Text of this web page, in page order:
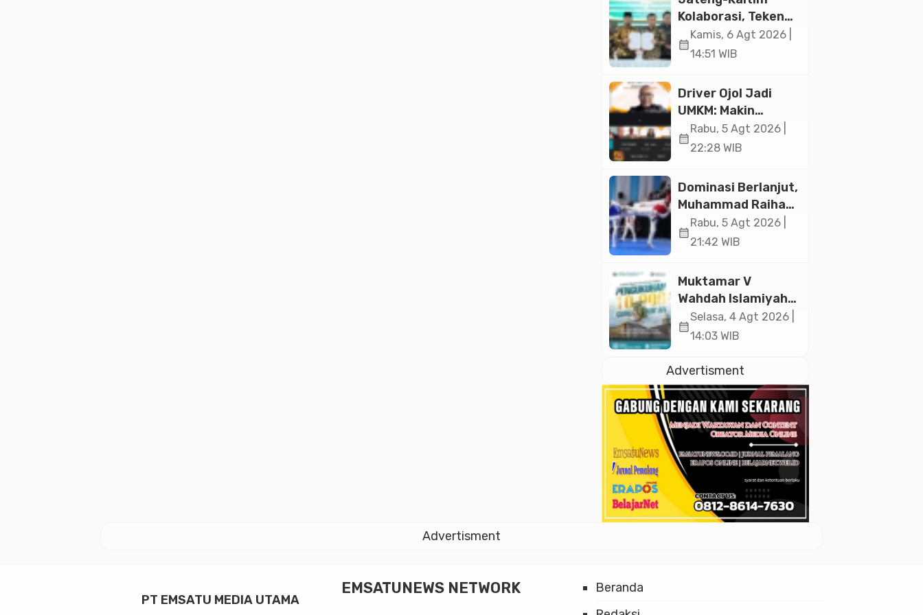
Jakarta
Kolaborasi, Teken
19 Kerja Sama
Ekonomi Senilai Rp
calendar_month
Kamis, 6 Agt 2026 |
14:51 WIB
Driver Ojol Jadi
UMKM: Makin
Sejahtera atau
Merana? Ini
Paramadina
calendar_month
Rabu, 5 Agt 2026 |
22:28 WIB
Dominasi Berlanjut,
Muhammad Raihan
Fadila Sabet Emas
Kyorugi di Asian
Indonesia Open
2026
calendar_month
Rabu, 5 Agt 2026 |
21:42 WIB
Muktamar V
Wahdah Islamiyah
Akan Kukuhkan
10.000 Guru Al-
Istiqlal
calendar_month
Selasa, 4 Agt 2026 |
14:03 WIB
Advertisment
Advertisment
PT EMSATU MEDIA UTAMA
EMSATUNEWS NETWORK
Beranda